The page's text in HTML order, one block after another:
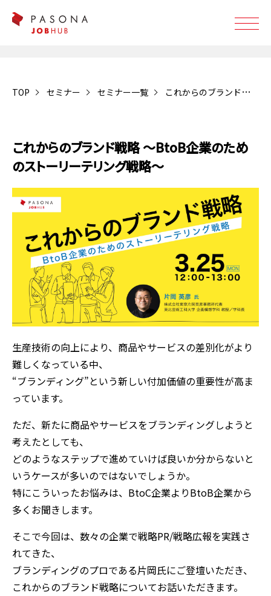
TOP セミナー セミナー一覧 これからのブランド戦略 ～BtoB企業のためのストーリーテリング戦略～
これからのブランド戦略 ～BtoB企業のため
のストーリーテリング戦略～
生産技術の向上により、商品やサービスの差別化がより
難しくなっている中、
“ブランディング”という新しい付加価値の重要性が高ま
っています。
ただ、新たに商品やサービスをブランディングしようと
考えたとしても、
どのようなステップで進めていけば良いか分からないと
いうケースが多いのではないでしょうか。
特にこういったお悩みは、BtoC企業よりBtoB企業から
多くお聞きします。
そこで今回は、数々の企業で戦略PR/戦略広報を実践さ
れてきた、
ブランディングのプロである片岡氏にご登壇いただき、
これからのブランド戦略についてお話いただきます。